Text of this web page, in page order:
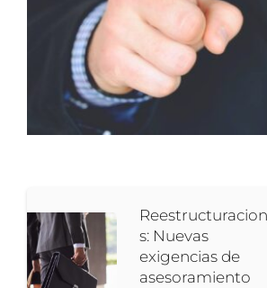
s: Nuevas
exigencias de
asesoramiento